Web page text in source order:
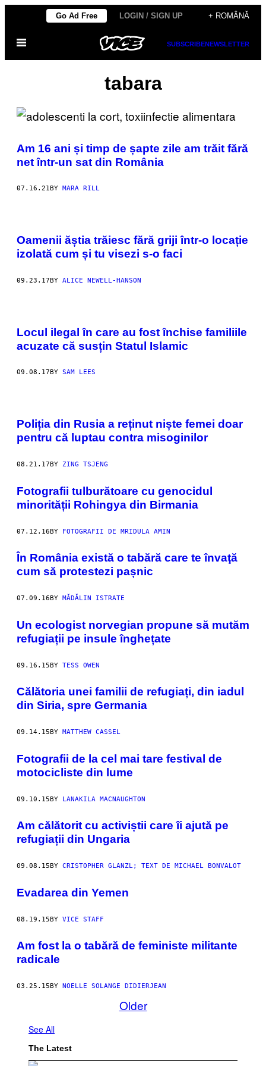
content
Go Ad Free LOGIN / SIGN UP + ROMÂNĂ
Open
SUBSCRIBENEWSLETTER
tabara
Am 16 ani și timp de șapte zile am trăit fără
net într-un sat din România
07.16.21 BY MARA RILL
Oamenii ăștia trăiesc fără griji într-o locație
izolată cum și tu visezi s-o faci
09.23.17BY ALICE NEWELL-HANSON
Locul ilegal în care au fost închise familiile
acuzate că susțin Statul Islamic
09.08.17 BY SAM LEES
Poliția din Rusia a reținut niște femei doar
pentru că luptau contra misoginilor
08.21.17BY ZING TSJENG
​Fotografii tulburătoare cu genocidul
minorității Rohingya din Birmania
07.12.16BY FOTOGRAFII DE MRIDULA AMIN
În România există o tabără care te învaţă
cum să protestezi pașnic
07.09.16 BY MĂDĂLIN ISTRATE
Un ecologist norvegian propune să mutăm
refugiații pe insule înghețate
09.16.15BY TESS OWEN
Călătoria unei familii de refugiați, din iadul
din Siria, spre Germania
09.14.15 BY MATTHEW CASSEL
Fotografii de la cel mai tare festival de
motocicliste din lume
09.10.15BY LANAKILA MACNAUGHTON
Am călătorit cu activiștii care îi ajută pe
refugiații din Ungaria
09.08.15 BY CRISTOPHER GLANZL; TEXT DE MICHAEL BONVALOT
Evadarea din Yemen
08.19.15BY VICE STAFF
Am fost la o tabără de feministe militante
radicale
03.25.15 BY NOELLE SOLANGE DIDIERJEAN
Older
See All
The Latest